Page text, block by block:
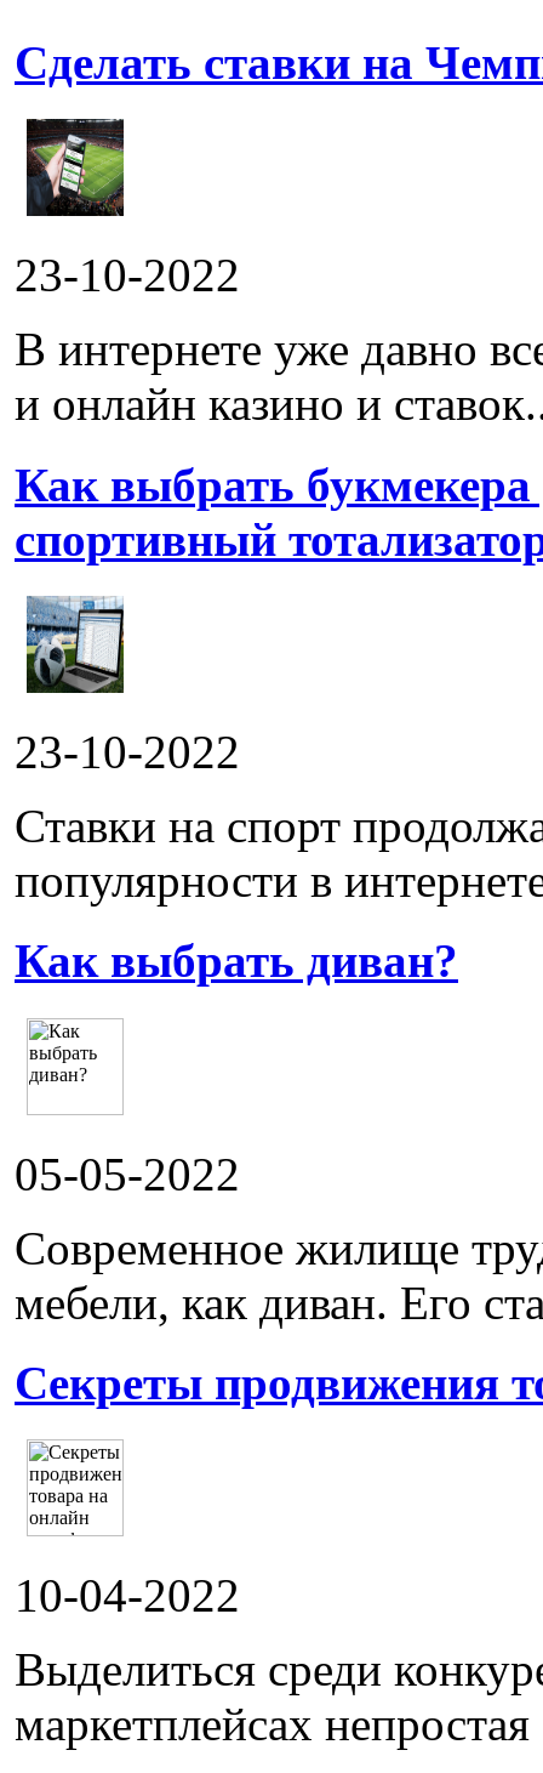
Сделать ставки на
23-10-2022
В интернете уже давно
и онлайн казино и
Как выбрать
спортивный
23-10-2022
Ставки на спорт
популярности в
Как выбрать диван?
05-05-2022
Современное жилище
мебели, как диван. Его
Секреты продвижения
10-04-2022
Выделиться среди
маркетплейсах